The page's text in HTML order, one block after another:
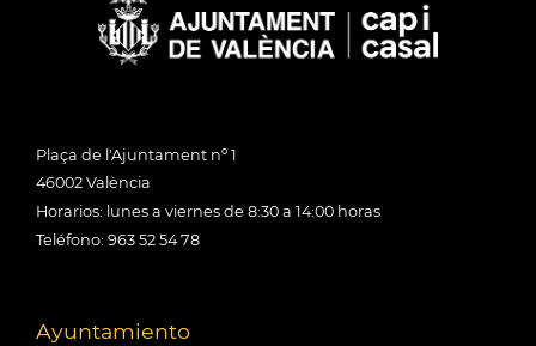
Plaça de l'Ajuntament nº 1
46002 València
Horarios: lunes a viernes de 8:30 a 14:00 horas
Teléfono: 963 52 54 78
Ayuntamiento